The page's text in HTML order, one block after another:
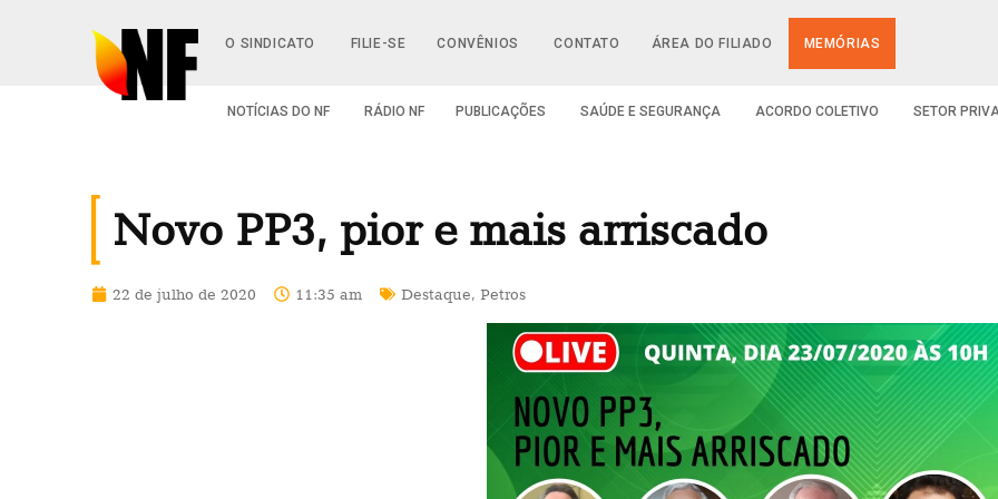
O SINDICATO FILIE-SE CONVÊNIOS CONTATO ÁREA DO FILIADO MEMÓRIAS
NOTÍCIAS DO NF RÁDIO NF PUBLICAÇÕES SAÚDE E SEGURANÇA ACORDO COLETIVO SETOR
Novo PP3, pior e mais arriscado
22 de julho de 2020 11:35 am Destaque, Petros